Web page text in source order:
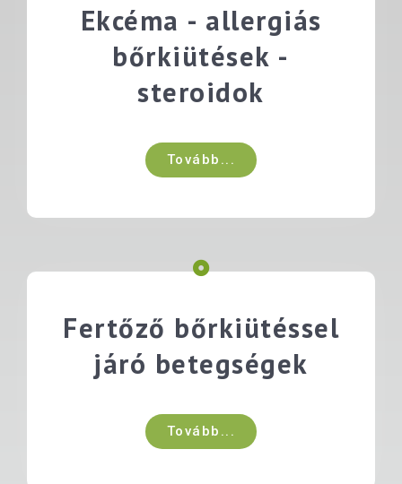
Ekcéma - allergiás
bőrkiütések -
steroidok
Tovább...
Fertőző bőrkiütéssel
járó betegségek
Tovább...